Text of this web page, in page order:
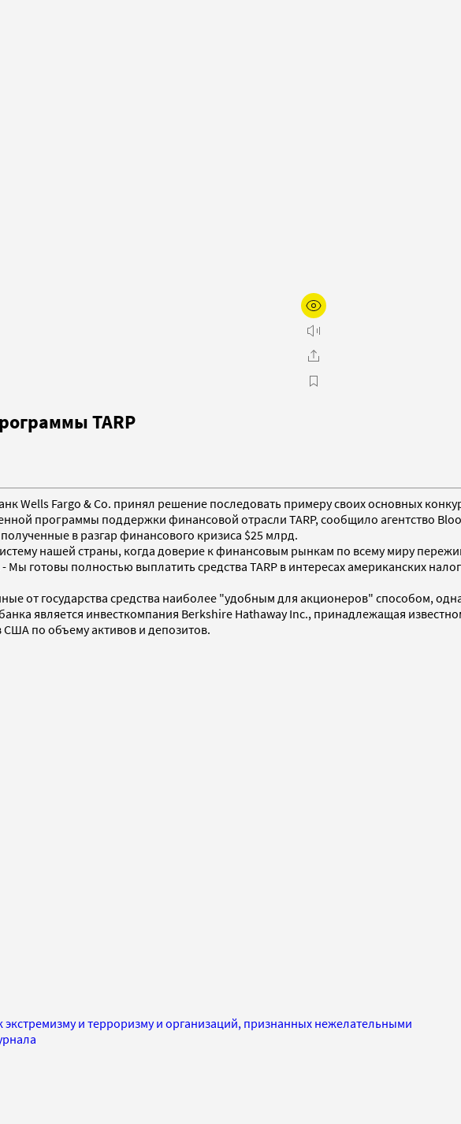
TARP
Wells Fargo & Co. принял решение последовать примеру своих основных
программы поддержки финансовой отрасли TARP, сообщило агентство
в разгар финансового кризиса $25 млрд.
нашей страны, когда доверие к финансовым рынкам по всему миру
Мы готовы полностью выплатить средства TARP в интересах американских
от государства средства наиболее "удобным для акционеров" способом,
является инвесткомпания Berkshire Hathaway Inc., принадлежащая
США по объему активов и депозитов.
экстремизму и терроризму и организаций, признанных нежелательными